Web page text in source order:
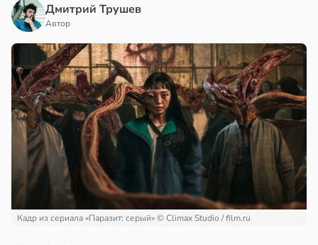
Дмитрий Трушев
Автор
Кадр из сериала «Паразит: серый»© Climax Studio / film.ru